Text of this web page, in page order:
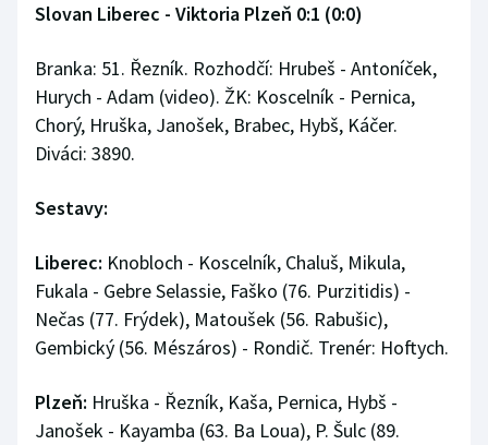
Slovan Liberec - Viktoria Plzeň 0:1 (0:0)
Branka: 51. Řezník. Rozhodčí: Hrubeš - Antoníček,
Hurych - Adam (video). ŽK: Koscelník - Pernica,
Chorý, Hruška, Janošek, Brabec, Hybš, Káčer.
Diváci: 3890.
Sestavy:
Liberec: Knobloch - Koscelník, Chaluš, Mikula,
Fukala - Gebre Selassie, Faško (76. Purzitidis) -
Nečas (77. Frýdek), Matoušek (56. Rabušic),
Gembický (56. Mészáros) - Rondič. Trenér: Hoftych.
Plzeň: Hruška - Řezník, Kaša, Pernica, Hybš -
Janošek - Kayamba (63. Ba Loua), P. Šulc (89.